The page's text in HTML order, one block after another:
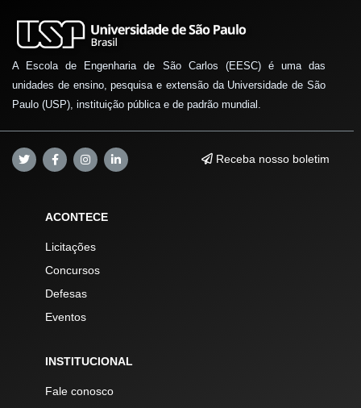
A Escola de Engenharia de São Carlos (EESC) é uma das
unidades de ensino, pesquisa e extensão da Universidade de São
Paulo (USP), instituição pública e de padrão mundial.
Receba nosso boletim
ACONTECE
Licitações
Concursos
Defesas
Eventos
INSTITUCIONAL
Fale conosco